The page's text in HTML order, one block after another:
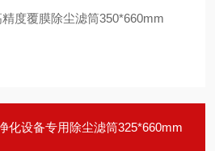
化设备专用除尘滤筒325*660mm